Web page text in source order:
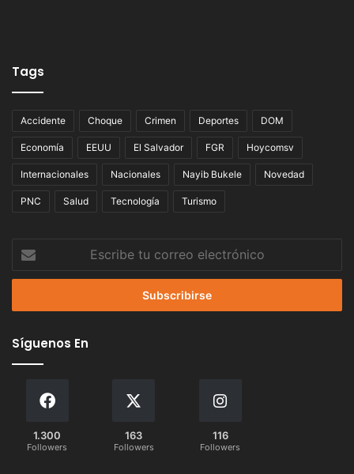
Tags
Accidente Choque Crimen Deportes DOM
Economía EEUU El Salvador FGR Hoycomsv
Internacionales Nacionales Nayib Bukele Novedad
PNC Salud Tecnología Turismo
tu
correo
Síguenos En
1.300
Followers
163
Followers
116
Followers